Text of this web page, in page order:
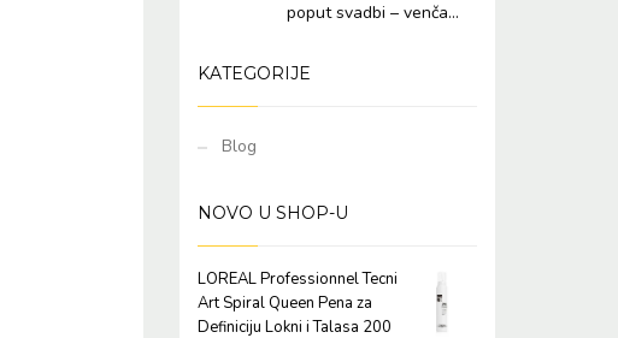
poput svadbi – venča...
KATEGORIJE
Blog
NOVO U SHOP-U
LOREAL Professionnel Tecni
Art Spiral Queen Pena za
Definiciju Lokni i Talasa 200